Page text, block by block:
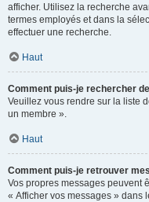
afficher. Utilisez la recherche
termes employés et dans la
effectuer une recherche.
Haut
Comment puis-je rechercher
Veuillez vous rendre sur la liste
un membre ».
Haut
Comment puis-je retrouver
Vos propres messages peuvent
« Afficher vos messages » dans